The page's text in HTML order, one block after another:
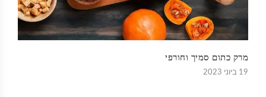
מרק כתום סמיך וחורפי
19 ביוני 2023